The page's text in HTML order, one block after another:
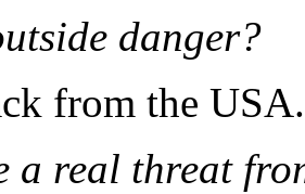
danger?
from the USA.
a real threat